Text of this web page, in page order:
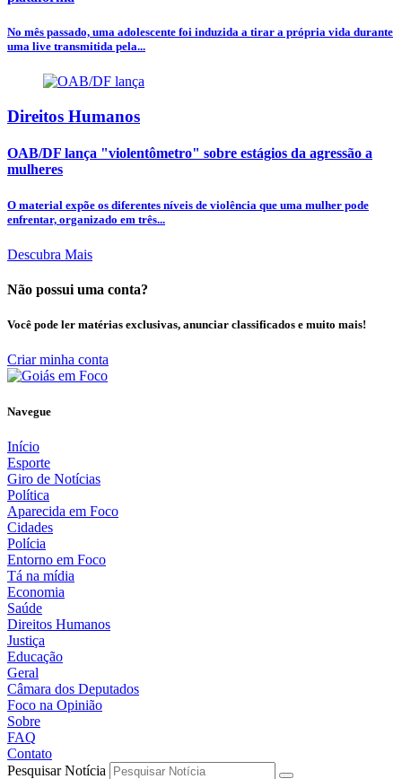
No mês passado, uma adolescente foi induzida a tirar a própria vida durante
uma live transmitida pela...
Direitos Humanos
OAB/DF lança "violentômetro" sobre estágios da agressão a
mulheres
O material expõe os diferentes níveis de violência que uma mulher pode
enfrentar, organizado em três...
Descubra Mais
Não possui uma conta?
Você pode ler matérias exclusivas, anunciar classificados e muito mais!
Criar minha conta
Navegue
Início
Esporte
Giro de Notícias
Política
Aparecida em Foco
Cidades
Polícia
Entorno em Foco
Tá na mídia
Economia
Saúde
Direitos Humanos
Justiça
Educação
Geral
Câmara dos Deputados
Foco na Opinião
Sobre
FAQ
Contato
Pesquisar Notícia